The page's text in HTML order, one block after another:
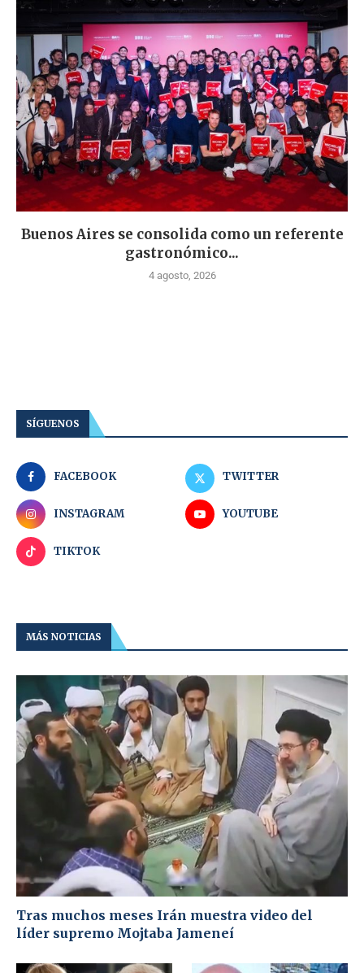
Buenos Aires se consolida como un referente
gastronómico...
4 agosto, 2026
SÍGUENOS
FACEBOOK TWITTER
INSTAGRAM YOUTUBE
TIKTOK
MÁS NOTICIAS
Tras muchos meses Irán muestra video del
líder supremo Mojtaba Jameneí